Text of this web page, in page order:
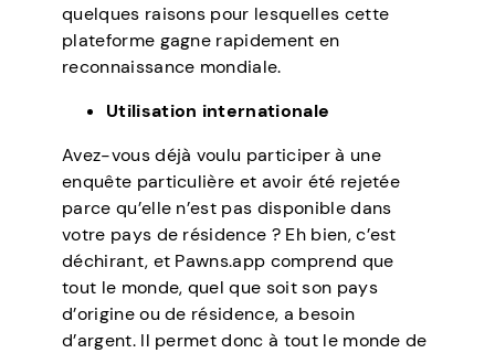
quelques raisons pour lesquelles cette
plateforme gagne rapidement en
reconnaissance mondiale.
Utilisation internationale
Avez-vous déjà voulu participer à une
enquête particulière et avoir été rejetée
parce qu’elle n’est pas disponible dans
votre pays de résidence ? Eh bien, c’est
déchirant, et Pawns.app comprend que
tout le monde, quel que soit son pays
d’origine ou de résidence, a besoin
d’argent. Il permet donc à tout le monde de